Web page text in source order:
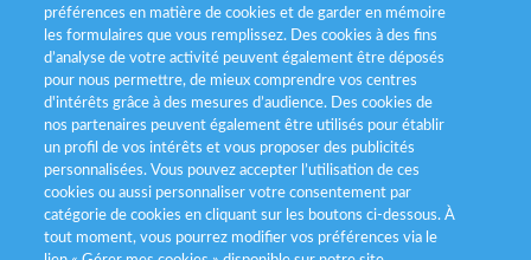
Politique données personnelles
Services consommateurs
Déclaration d’accessibilité
préférences en matière de cookies et de garder en mémoire
les formulaires que vous remplissez. Des cookies à des fins
d’analyse de votre activité peuvent également être déposés
pour nous permettre, de mieux comprendre vos centres
d'intérêts grâce à des mesures d’audience. Des cookies de
nos partenaires peuvent également être utilisés pour établir
un profil de vos intérêts et vous proposer des publicités
personnalisées. Vous pouvez accepter l’utilisation de ces
cookies ou aussi personnaliser votre consentement par
catégorie de cookies en cliquant sur les boutons ci-dessous. À
tout moment, vous pourrez modifier vos préférences via le